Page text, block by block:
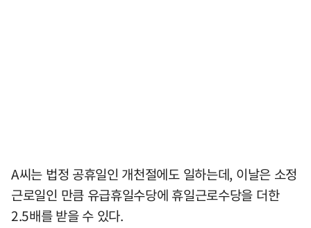
A씨는 법정 공휴일인 개천절에도 일하는데, 이날은 소정
근로일인 만큼 유급휴일수당에 휴일근로수당을 더한
2.5배를 받을 수 있다.